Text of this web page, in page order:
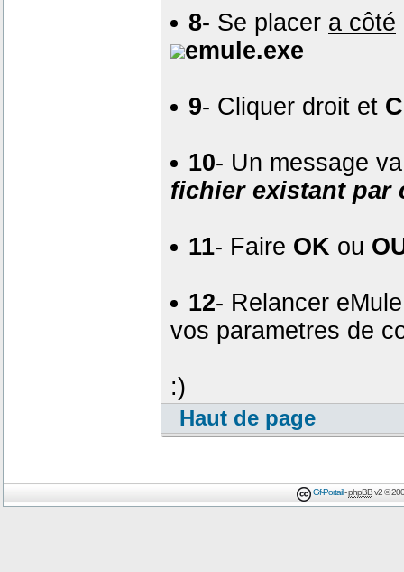
8- Se placer a côté
emule.exe
9- Cliquer droit et
10- Un message
fichier existant par
11- Faire OK ou
12- Relancer
vos parametres de
:)
Haut de page
Gf-Portail-phpBBv2 ©